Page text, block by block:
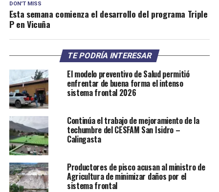
DON'T MISS
Esta semana comienza el desarrollo del programa Triple
P en Vicuña
TE PODRÍA INTERESAR
El modelo preventivo de Salud permitió
enfrentar de buena forma el intenso
sistema frontal 2026
Continúa el trabajo de mejoramiento de la
techumbre del CESFAM San Isidro –
Calingasta
Productores de pisco acusan al ministro de
Agricultura de minimizar daños por el
sistema frontal